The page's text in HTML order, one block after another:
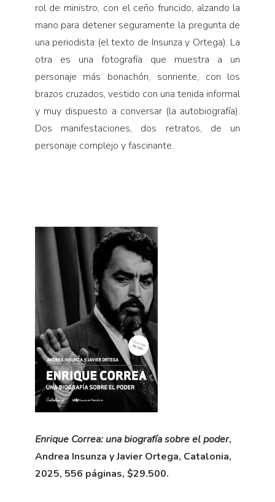
rol de ministro, con el ceño fruncido, alzando la
mano para detener seguramente la pregunta de
una periodista (el texto de Insunza y Ortega). La
otra es una fotografía que muestra a un
personaje más bonachón, sonriente, con los
brazos cruzados, vestido con una tenida informal
y muy dispuesto a conversar (la autobiografía).
Dos manifestaciones, dos retratos, de un
personaje complejo y fascinante.
Enrique Correa: una biografía sobre el poder,
Andrea Insunza y Javier Ortega, Catalonia,
2025, 556 páginas, $29.500.